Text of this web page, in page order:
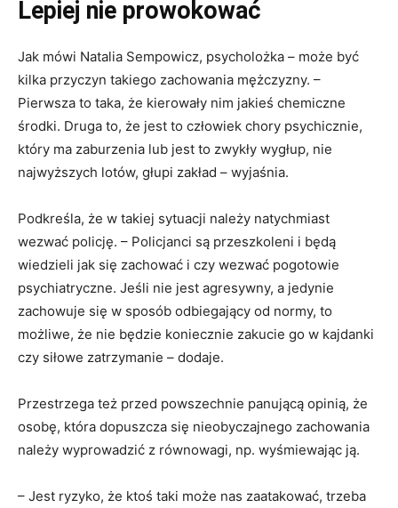
Lepiej nie prowokować
Jak mówi Natalia Sempowicz, psycholożka – może być
kilka przyczyn takiego zachowania mężczyzny. –
Pierwsza to taka, że kierowały nim jakieś chemiczne
środki. Druga to, że jest to człowiek chory psychicznie,
który ma zaburzenia lub jest to zwykły wygłup, nie
najwyższych lotów, głupi zakład – wyjaśnia.
Podkreśla, że w takiej sytuacji należy natychmiast
wezwać policję. – Policjanci są przeszkoleni i będą
wiedzieli jak się zachować i czy wezwać pogotowie
psychiatryczne. Jeśli nie jest agresywny, a jedynie
zachowuje się w sposób odbiegający od normy, to
możliwe, że nie będzie koniecznie zakucie go w kajdanki
czy siłowe zatrzymanie – dodaje.
Przestrzega też przed powszechnie panującą opinią, że
osobę, która dopuszcza się nieobyczajnego zachowania
należy wyprowadzić z równowagi, np. wyśmiewając ją.
– Jest ryzyko, że ktoś taki może nas zaatakować, trzeba